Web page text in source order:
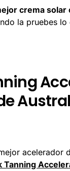
crema solar
la pruebes
acelerador
Tanning